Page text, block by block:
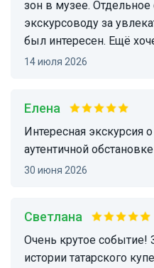
зон в музее.
экскурсоводу за
был интересен. Ещё
14 июля 2026
Елена
Интересная экскурсия о быте, традициях в
аутентичной
30 июня 2026
Светлана
Очень крутое событие! За час вы узнаете об
истории татарского